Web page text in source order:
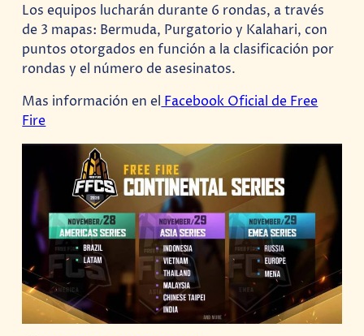
Los equipos lucharán durante 6 rondas, a través
de 3 mapas: Bermuda, Purgatorio y Kalahari, con
puntos otorgados en función a la clasificación por
rondas y el número de asesinatos.
Mas información en el Facebook Oficial de Free
Fire